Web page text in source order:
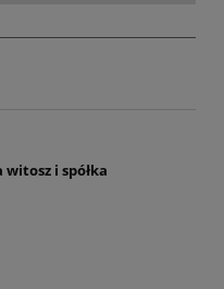
witosz i spółka